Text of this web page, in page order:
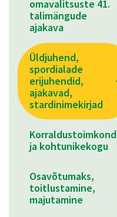
omavalitsuste 41.
talimängude
ajakava
Üldjuhend,
spordialade
erijuhendid,
ajakavad,
stardinimekirjad
Korraldustoimkond
ja kohtunikekogu
Osavõtumaks,
toitlustamine,
majutamine